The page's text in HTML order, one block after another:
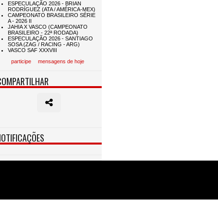
participe mensagens de hoje